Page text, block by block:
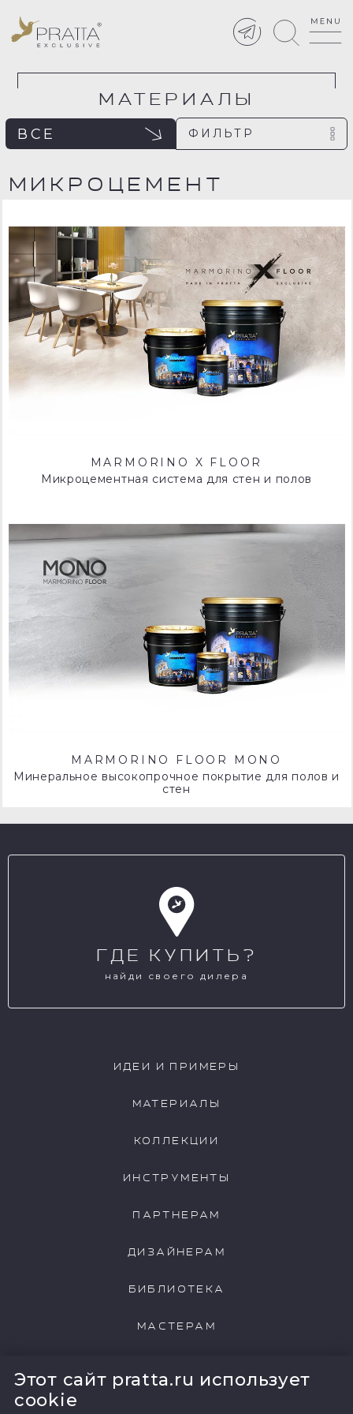
Этот сайт pratta.ru использует
cookie
МАТЕРИАЛЫ
ВСЕ ФИЛЬТР
МИКРОЦЕМЕНТ
MARMORINO X FLOOR
Микроцементная система для стен и полов
MARMORINO FLOOR MONO
Минеральное высокопрочное покрытие для полов и
стен
ГДЕ КУПИТЬ?
найди своего дилера
ИДЕИ И ПРИМЕРЫ
МАТЕРИАЛЫ
КОЛЛЕКЦИИ
ИНСТРУМЕНТЫ
ПАРТНЕРАМ
ДИЗАЙНЕРАМ
БИБЛИОТЕКА
МАСТЕРАМ